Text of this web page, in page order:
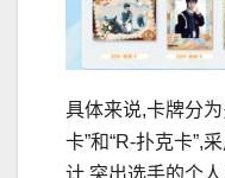
具体来说,卡牌分
卡”和“R-扑克卡”,
计,突出选手的个人